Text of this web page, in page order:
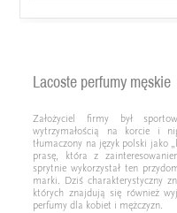
Lacoste perfumy męskie
Założyciel firmy był
wytrzymałością na korcie i
tłumaczony na język polski jako
prasę, która z
sprytnie wykorzystał ten
marki. Dziś charakterystyczny
których znajdują się również
perfumy dla kobiet i mężczyzn.